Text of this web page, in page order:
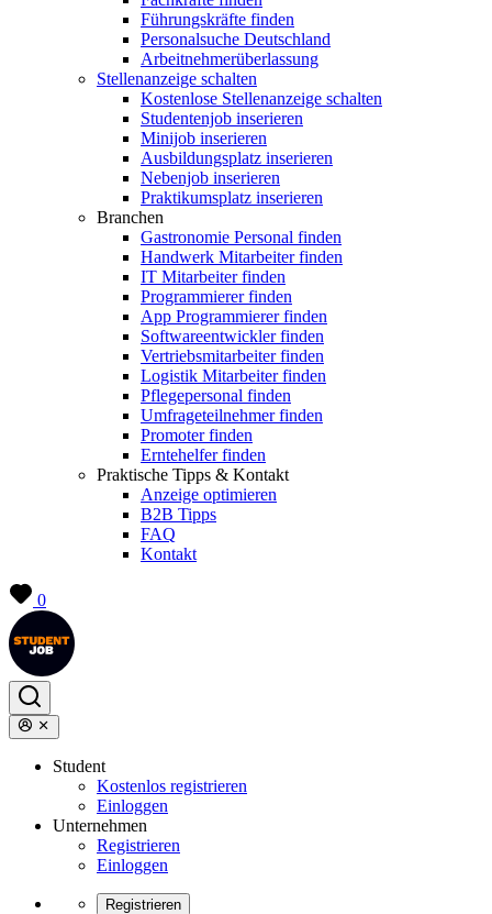
Führungskräfte finden
Personalsuche Deutschland
Arbeitnehmerüberlassung
Stellenanzeige schalten
Kostenlose Stellenanzeige schalten
Studentenjob inserieren
Minijob inserieren
Ausbildungsplatz inserieren
Nebenjob inserieren
Praktikumsplatz inserieren
Branchen
Gastronomie Personal finden
Handwerk Mitarbeiter finden
IT Mitarbeiter finden
Programmierer finden
App Programmierer finden
Softwareentwickler finden
Vertriebsmitarbeiter finden
Logistik Mitarbeiter finden
Pflegepersonal finden
Umfrageteilnehmer finden
Promoter finden
Erntehelfer finden
Praktische Tipps & Kontakt
Anzeige optimieren
B2B Tipps
FAQ
Kontakt
0
Student
Kostenlos registrieren
Einloggen
Unternehmen
Registrieren
Einloggen
Registrieren